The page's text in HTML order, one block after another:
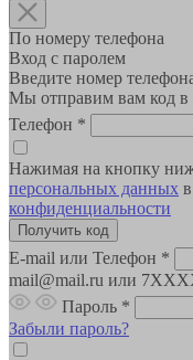
По номеру телефона
Вход с паролем
Введите номер
Мы отправим вам код в
Телефон *
Нажимая на кнопку
персональных данных
конфиденциальности
E-mail или Телефон *
mail@mail.ru или
Пароль *
Забыли пароль?